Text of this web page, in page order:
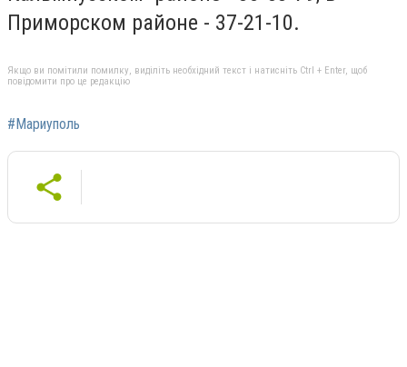
Приморском районе - 37-21-10.
Якщо ви помітили помилку, виділіть необхідний текст і натисніть Ctrl + Enter, щоб
повідомити про це редакцію
#Мариуполь